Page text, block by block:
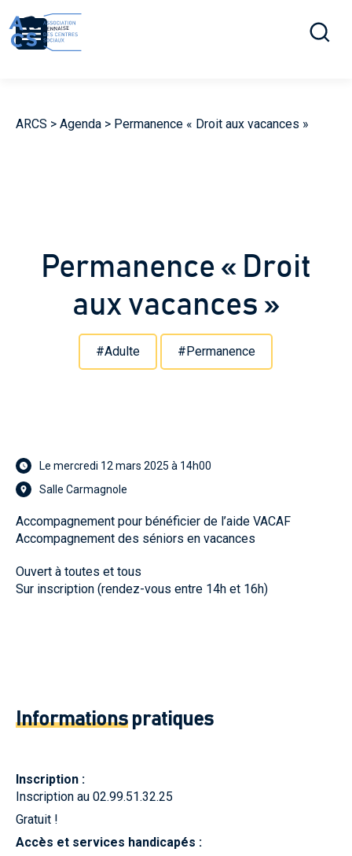
Menu
Ouvrir la
ARCS > Agenda > Permanence « Droit aux vacances »
Permanence « Droit
aux vacances »
#Adulte #Permanence
Le mercredi 12 mars 2025 à 14h00
Salle Carmagnole
Accompagnement pour bénéficier de l’aide VACAF
Accompagnement des séniors en vacances
Ouvert à toutes et tous
Sur inscription (rendez-vous entre 14h et 16h)
Informations pratiques
Inscription :
Inscription au 02.99.51.32.25
Gratuit !
Accès et services handicapés :